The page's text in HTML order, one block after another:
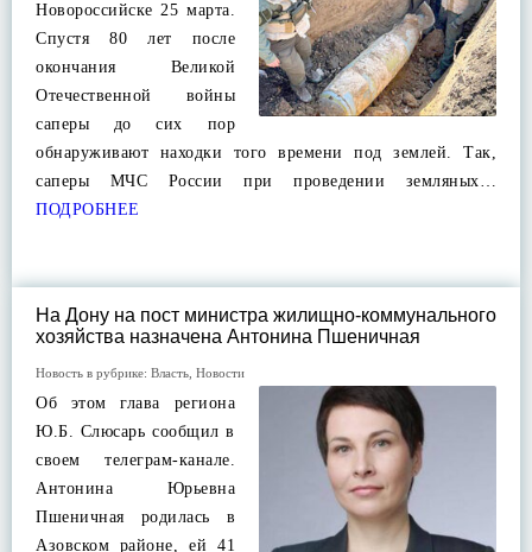
Новороссийске 25 марта.
Спустя 80 лет после
окончания Великой
Отечественной войны
саперы до сих пор
обнаруживают находки того времени под землей. Так,
саперы МЧС России при проведении земляных…
ПОДРОБНЕЕ
На Дону на пост министра жилищно-коммунального
хозяйства назначена Антонина Пшеничная
Новость в рубрике: Власть Новости
Об этом глава региона
Ю.Б. Слюсарь сообщил в
своем телеграм-канале.
Антонина Юрьевна
Пшеничная родилась в
Азовском районе, ей 41